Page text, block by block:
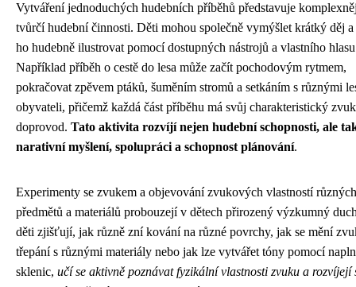
Vytváření jednoduchých hudebních příběhů představuje
tvůrčí hudební činnosti. Děti mohou společně vymýšlet krátký děj a
ho hudebně ilustrovat pomocí dostupných nástrojů a vlastního
Například příběh o cestě do lesa může začít pochodovým rytmem,
pokračovat zpěvem ptáků, šuměním stromů a setkáním s různými
obyvateli, přičemž každá část příběhu má svůj charakteristický
doprovod. Tato aktivita rozvíjí nejen hudební schopnosti, ale
narativní myšlení, spolupráci a schopnost plánování.
Experimenty se zvukem a objevování zvukových vlastností různých
předmětů a materiálů probouzejí v dětech přirozený výzkumný
děti zjišťují, jak různě zní kování na různé povrchy, jak se mění
třepání s různými materiály nebo jak lze vytvářet tóny pomocí
sklenic, učí se aktivně poznávat fyzikální vlastnosti zvuku a rozvíjejí